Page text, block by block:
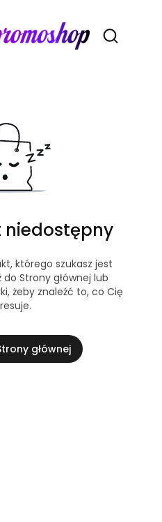
Otwórz
niedostępny
którego szukasz jest
Strony głównej lub
żeby znaleźć to, co Cię
głównej